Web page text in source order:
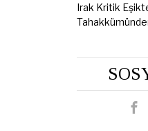
Irak Kritik